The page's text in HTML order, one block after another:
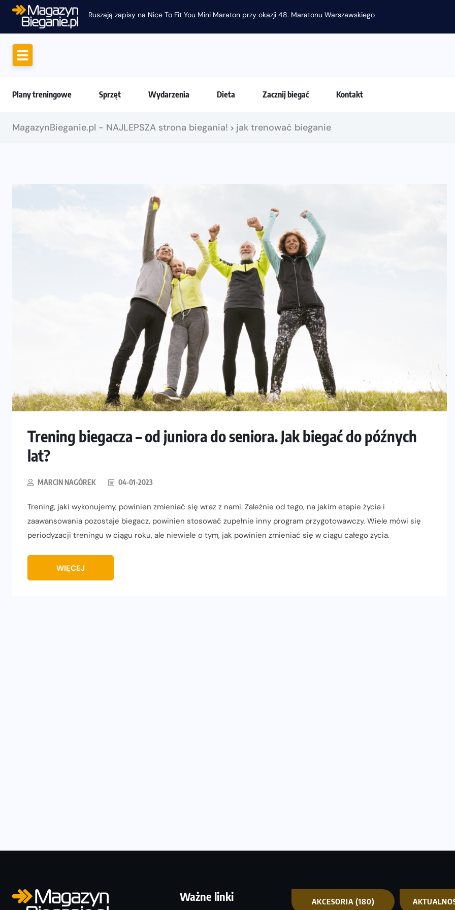
Ruszają zapisy na Nice To Fit You Mini Maraton przy okazji 48. Maratonu Warszawskiego
Plany treningowe Sprzęt Wydarzenia Dieta Zacznij biegać Kontakt
MagazynBieganie.pl - NAJLEPSZA strona biegania! > jak trenować bieganie
Trening biegacza – od juniora do seniora. Jak biegać do późnych
lat?
MARCIN NAGÓREK 04-01-2023
Trening, jaki wykonujemy, powinien zmieniać się wraz z nami. Zależnie od tego, na jakim etapie życia i
zaawansowania pozostaje biegacz, powinien stosować zupełnie inny program przygotowawczy. Wiele mówi się
periodyzacji treningu w ciągu roku, ale niewiele o tym, jak powinien zmieniać się w ciągu całego życia.
WIĘCEJ
Ważne linki AKCESORIA (180)